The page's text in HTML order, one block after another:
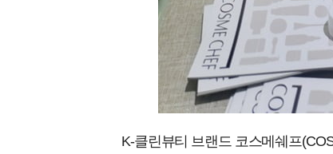
K-클린뷰티 브랜드 코스메쉐프